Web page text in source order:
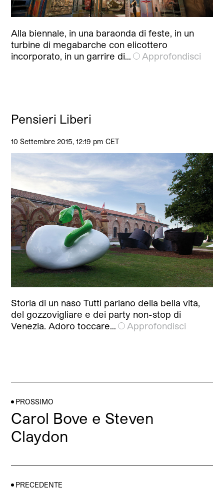
Alla biennale, in una baraonda di feste, in un
turbine di megabarche con elicottero
incorporato, in un garrire di…
Approfondisci
Pensieri Liberi
10 Settembre 2015, 12:19 pm CET
Storia di un naso Tutti parlano della bella vita,
del gozzovigliare e dei party non-stop di
Venezia. Adoro toccare…
Approfondisci
PROSSIMO
Carol Bove e Steven
Claydon
PRECEDENTE